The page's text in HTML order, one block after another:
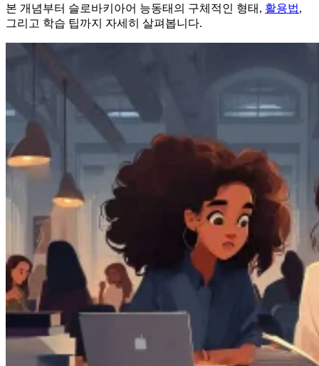
본 개념부터 슬로바키아어 능동태의 구체적인 형태, 활용법,
그리고 학습 팁까지 자세히 살펴봅니다.